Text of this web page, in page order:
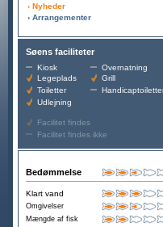
› Nyheder
› Arrangementer
Søens faciliteter
Kiosk
Overnatning
Legeplads
Grill
Toiletter
Udlejning
Facilitet findes
Facilitet findes ikke
Bedømmelse
Klart vand
Omgivelser
Mængde af fisk